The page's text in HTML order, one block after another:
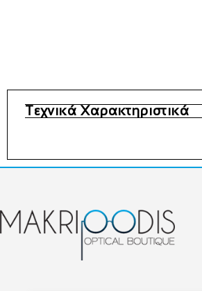
Τεχνικά Χαρακτηριστικά